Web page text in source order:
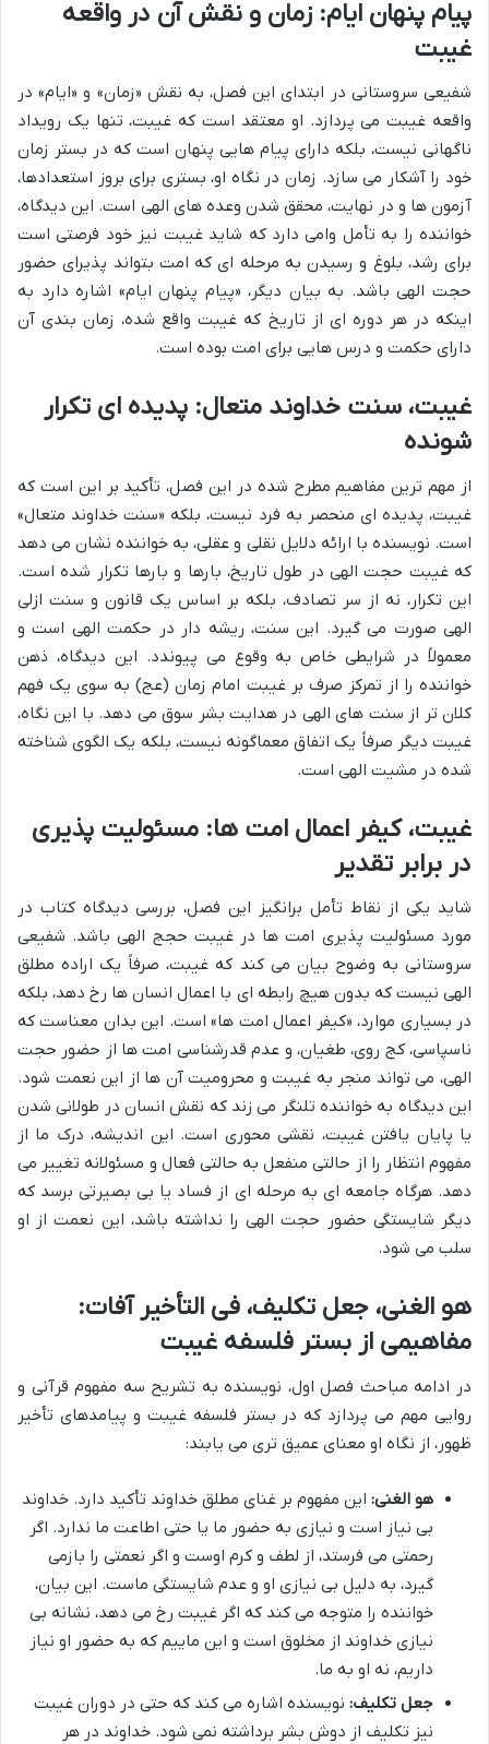
پیام پنهان ایام: زمان و نقش آن در واقعه
غیبت
شفیعی سروستانی در ابتدای این فصل، به نقش «زمان» و «ایام» در
واقعه غیبت می پردازد. او معتقد است که غیبت، تنها یک رویداد
ناگهانی نیست، بلکه دارای پیام هایی پنهان است که در بستر زمان
خود را آشکار می سازد. زمان در نگاه او، بستری برای بروز استعدادها،
آزمون ها و در نهایت، محقق شدن وعده های الهی است. این دیدگاه،
خواننده را به تأمل وامی دارد که شاید غیبت نیز خود فرصتی است
برای رشد، بلوغ و رسیدن به مرحله ای که امت بتواند پذیرای حضور
حجت الهی باشد. به بیان دیگر، «پیام پنهان ایام» اشاره دارد به
اینکه در هر دوره ای از تاریخ که غیبت واقع شده، زمان بندی آن
دارای حکمت و درس هایی برای امت بوده است.
غیبت، سنت خداوند متعال: پدیده ای تکرار
شونده
از مهم ترین مفاهیم مطرح شده در این فصل، تأکید بر این است که
غیبت، پدیده ای منحصر به فرد نیست، بلکه «سنت خداوند متعال»
است. نویسنده با ارائه دلایل نقلی و عقلی، به خواننده نشان می دهد
که غیبت حجت الهی در طول تاریخ، بارها و بارها تکرار شده است.
این تکرار، نه از سر تصادف، بلکه بر اساس یک قانون و سنت ازلی
الهی صورت می گیرد. این سنت، ریشه دار در حکمت الهی است و
معمولاً در شرایطی خاص به وقوع می پیوندد. این دیدگاه، ذهن
خواننده را از تمرکز صرف بر غیبت امام زمان (عج) به سوی یک فهم
کلان تر از سنت های الهی در هدایت بشر سوق می دهد. با این نگاه،
غیبت دیگر صرفاً یک اتفاق معماگونه نیست، بلکه یک الگوی شناخته
شده در مشیت الهی است.
غیبت، کیفر اعمال امت ها: مسئولیت پذیری
در برابر تقدیر
شاید یکی از نقاط تأمل برانگیز این فصل، بررسی دیدگاه کتاب در
مورد مسئولیت پذیری امت ها در غیبت حجج الهی باشد. شفیعی
سروستانی به وضوح بیان می کند که غیبت، صرفاً یک اراده مطلق
الهی نیست که بدون هیچ رابطه ای با اعمال انسان ها رخ دهد، بلکه
در بسیاری موارد، «کیفر اعمال امت ها» است. این بدان معناست که
ناسپاسی، کج روی، طغیان، و عدم قدرشناسی امت ها از حضور حجت
الهی، می تواند منجر به غیبت و محرومیت آن ها از این نعمت شود.
این دیدگاه به خواننده تلنگر می زند که نقش انسان در طولانی شدن
یا پایان یافتن غیبت، نقشی محوری است. این اندیشه، درک ما از
مفهوم انتظار را از حالتی منفعل به حالتی فعال و مسئولانه تغییر می
دهد. هرگاه جامعه ای به مرحله ای از فساد یا بی بصیرتی برسد که
دیگر شایستگی حضور حجت الهی را نداشته باشد، این نعمت از او
سلب می شود.
هو الغنی، جعل تکلیف، فی التأخیر آفات:
مفاهیمی از بستر فلسفه غیبت
در ادامه مباحث فصل اول، نویسنده به تشریح سه مفهوم قرآنی و
روایی مهم می پردازد که در بستر فلسفه غیبت و پیامدهای تأخیر
ظهور، از نگاه او معنای عمیق تری می یابند:
هو الغنی: این مفهوم بر غنای مطلق خداوند تأکید دارد. خداوند
بی نیاز است و نیازی به حضور ما یا حتی اطاعت ما ندارد. اگر
رحمتی می فرستد، از لطف و کرم اوست و اگر نعمتی را بازمی
گیرد، به دلیل بی نیازی او و عدم شایستگی ماست. این بیان،
خواننده را متوجه می کند که اگر غیبت رخ می دهد، نشانه بی
نیازی خداوند از مخلوق است و این ماییم که به حضور او نیاز
داریم، نه او به ما.
جعل تکلیف: نویسنده اشاره می کند که حتی در دوران غیبت
نیز تکلیف از دوش بشر برداشته نمی شود. خداوند در هر